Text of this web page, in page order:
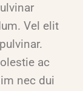
Vel elit
ac
nec dui